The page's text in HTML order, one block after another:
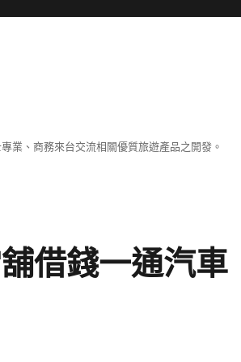
業、商務來台交流相關優質旅遊產品之開發。
借錢一通汽車